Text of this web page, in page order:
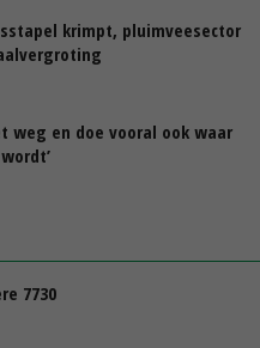
krimpt, pluimveesector
weg en doe vooral ook waar
7730